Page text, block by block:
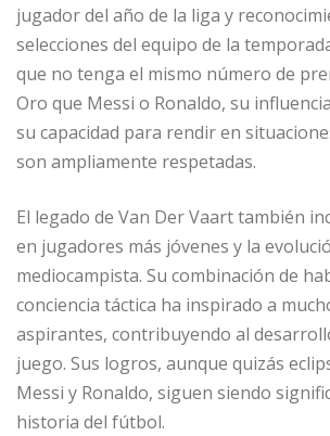
jugador del año de la liga y
selecciones del equipo de la
que no tenga el mismo número de
Oro que Messi o Ronaldo, su
su capacidad para rendir en
son ampliamente respetadas.
El legado de Van Der Vaart también
en jugadores más jóvenes y la
mediocampista. Su combinación de
conciencia táctica ha inspirado a
aspirantes, contribuyendo al
juego. Sus logros, aunque quizás
Messi y Ronaldo, siguen siendo
historia del fútbol.